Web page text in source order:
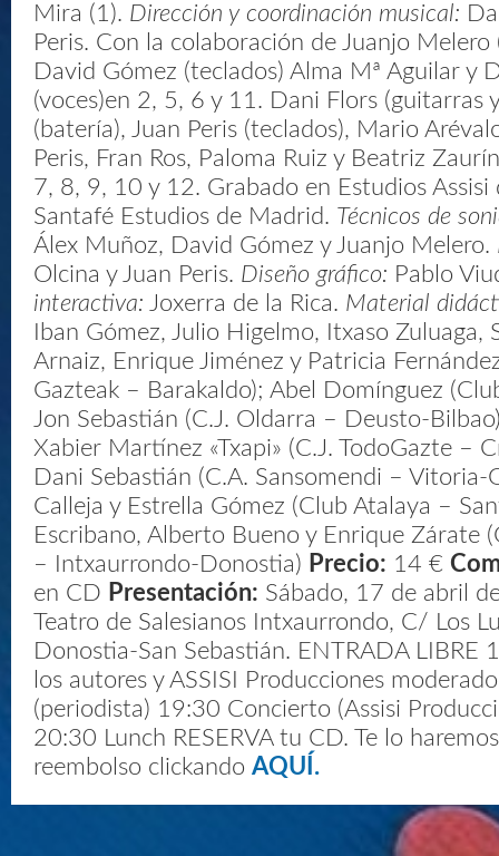
Mira (1). Dirección y coordinación musical:
Peris. Con la colaboración de Juanjo Melero
David Gómez (teclados) Alma Mª Aguilar y
(voces)en 2, 5, 6 y 11. Dani Flors (guitarras
(batería), Juan Peris (teclados), Mario
Peris, Fran Ros, Paloma Ruiz y Beatriz
7, 8, 9, 10 y 12. Grabado en Estudios Assisi
Santafé Estudios de Madrid. Técnicos de
Álex Muñoz, David Gómez y Juanjo Melero.
Olcina y Juan Peris. Diseño gráfico: Pablo
interactiva: Joxerra de la Rica. Material
Iban Gómez, Julio Higelmo, Itxaso Zuluaga,
Arnaiz, Enrique Jiménez y Patricia
Gazteak – Barakaldo); Abel Domínguez
Jon Sebastián (C.J. Oldarra – Deusto-
Xabier Martínez «Txapi» (C.J. TodoGazte –
Dani Sebastián (C.A. Sansomendi – Vitoria-
Calleja y Estrella Gómez (Club Atalaya –
Escribano, Alberto Bueno y Enrique Zárate
– Intxaurrondo-Donostia) Precio: 14 €
en CD Presentación: Sábado, 17 de abril
Teatro de Salesianos Intxaurrondo, C/ Los
Donostia-San Sebastián. ENTRADA LIBRE
los autores y ASSISI Producciones
(periodista) 19:30 Concierto (Assisi
20:30 Lunch RESERVA tu CD. Te lo
reembolso clickando AQUÍ.